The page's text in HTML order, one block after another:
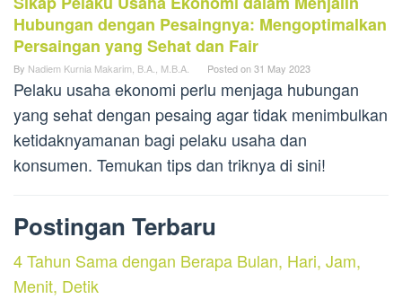
Hubungan dengan Pesaingnya: Mengoptimalkan
Persaingan yang Sehat dan Fair
By Nadiem Kurnia Makarim, B.A., M.B.A. Posted on31 May 2023
Pelaku usaha ekonomi perlu menjaga hubungan
yang sehat dengan pesaing agar tidak menimbulkan
ketidaknyamanan bagi pelaku usaha dan
konsumen. Temukan tips dan triknya di sini!
Postingan Terbaru
4 Tahun Sama dengan Berapa Bulan, Hari, Jam,
Menit, Detik